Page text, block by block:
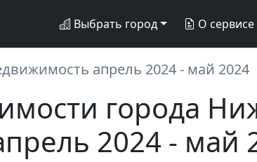
Выбрать город О сервисе
апрель 2024 - май 2024
города
2024 - май